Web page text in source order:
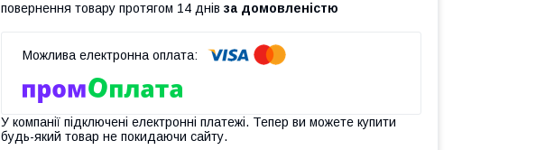
повернення товару протягом 14 днів за домовленістю
У компанії підключені електронні платежі. Тепер ви можете купити
будь-який товар не покидаючи сайту.